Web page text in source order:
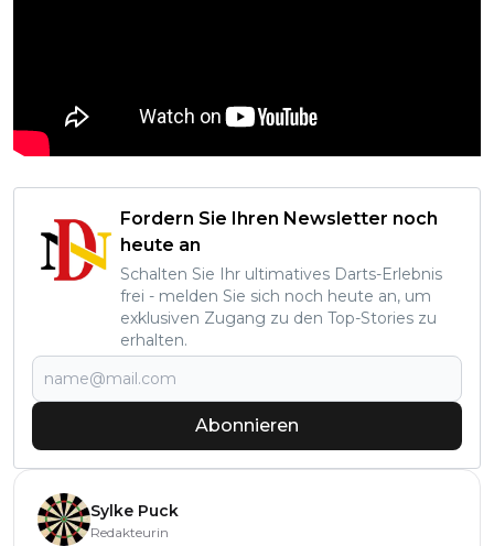
Fordern Sie Ihren Newsletter noch
heute an
Schalten Sie Ihr ultimatives Darts-Erlebnis
frei - melden Sie sich noch heute an, um
exklusiven Zugang zu den Top-Stories zu
erhalten.
Abonnieren
Sylke Puck
Redakteurin